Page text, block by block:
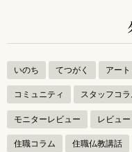
いのち てつがく アート
コミュニティ スタッフコラ
モニターレビュー レビュー
住職コラム 住職仏教講話